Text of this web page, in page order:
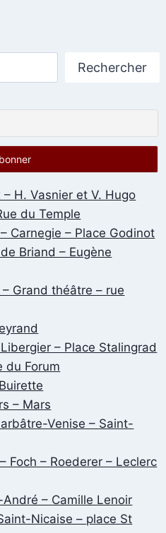
Rechercher
H. Vasnier et V. Hugo
du Temple
Carnegie – Place Godinot
Briand – Eugène
Grand théâtre – rue
– Place Stalingrad
du Forum
– Mars
Venise – Saint-
Foch – Roederer – Leclerc
– Camille Lenoir
Nicaise – place St